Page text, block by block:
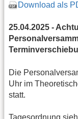
Download als
25.04.2025 -
Die
Uhr im
statt.